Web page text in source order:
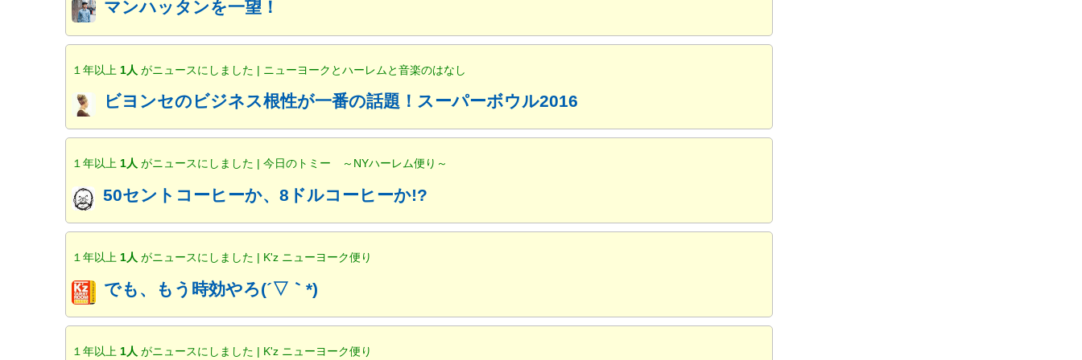
マンハッタンを一望！
１年以上 1人がニュースにしました | ニューヨークとハーレムと音楽のはなし
ビヨンセのビジネス根性が一番の話題！スーパーボウル2016
１年以上1人がニュースにしました | 今日のトミー ～NYハーレム便り～
50セントコーヒーか、8ドルコーヒーか!?
１年以上1人がニュースにしました | K'z ニューヨーク便り
でも、もう時効やろ(´▽｀*)
１年以上 1人がニュースにしました | K'z ニューヨーク便り